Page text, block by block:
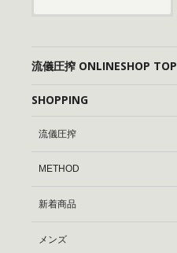
流儀圧搾 ONLINESHOP TOP
SHOPPING
流儀圧搾
METHOD
新着商品
メンズ